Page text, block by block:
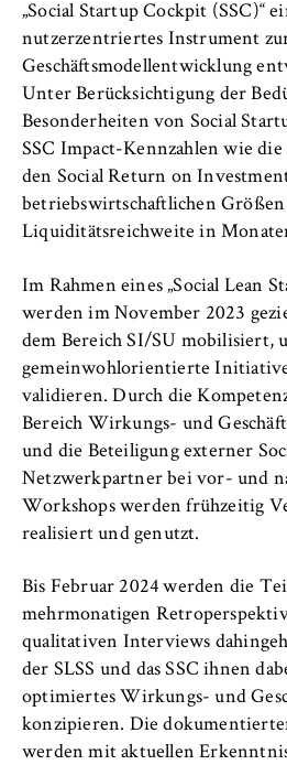
„Social Startup Cockpit (SSC)“
nutzerzentriertes Instrument
Geschäftsmodellentwicklung
Unter Berücksichtigung der
Besonderheiten von Social
SSC Impact-Kennzahlen wie
den Social Return on
betriebswirtschaftlichen
Liquiditätsreichweite in
Im Rahmen eines „Social Lean
werden im November 2023
dem Bereich SI/SU mobilisiert,
gemeinwohlorientierte
validieren. Durch die
Bereich Wirkungs- und
und die Beteiligung externer
Netzwerkpartner bei vor- und
Workshops werden frühzeitig
realisiert und genutzt.
Bis Februar 2024 werden die
mehrmonatigen
qualitativen Interviews
der SLSS und das SSC ihnen
optimiertes Wirkungs- und
konzipieren. Die
werden mit aktuellen